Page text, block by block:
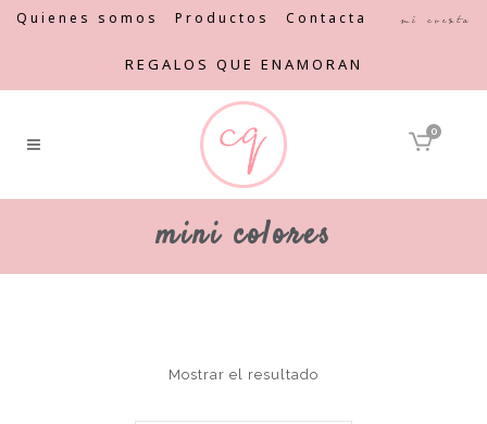
Quienes somos Productos Contacta Mi cuenta
REGALOS QUE ENAMORAN
0
mini colores
Mostrar el resultado